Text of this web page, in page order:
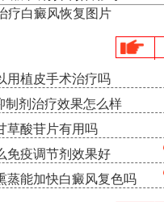
疗白癜风恢复图片
用植皮手术治疗吗
制剂治疗效果怎么样
草酸苷片有用吗
免疫调节剂效果好
蒸能加快白癜风复色吗